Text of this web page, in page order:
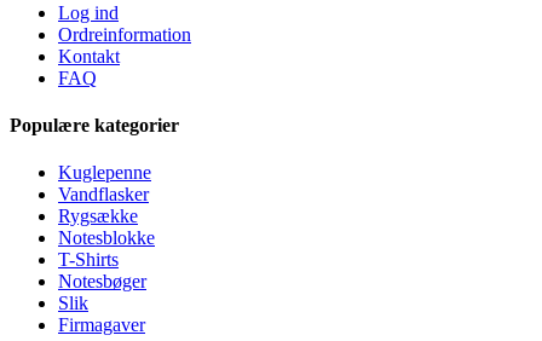
Log ind
Ordreinformation
Kontakt
FAQ
Populære kategorier
Kuglepenne
Vandflasker
Rygsække
Notesblokke
T-Shirts
Notesbøger
Slik
Firmagaver